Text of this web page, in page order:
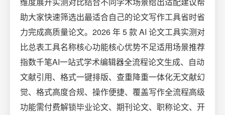
助大家快速筛选出最适合自己的论文写作工具省时省
力完成高质量论文。2026 年 5 款 AI 论文工具实测对
比总表工具名称核心功能核心优势不足适用场景推荐
指数千笔AI一站式学术编辑器全流程论文生成、自动
文献引用、格式一键排版、查重降重一体化无文献幻
觉、格式高度合规、操作便捷、覆盖写作全流程高级
功能需付费解锁毕业论文、期刊论文、职称论文、开